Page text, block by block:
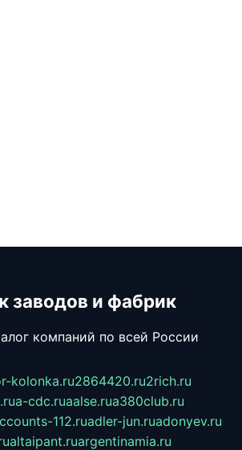
заводов и фабрик
компаний по всей России
kolonka.ru2864420.ru2rich.ru
a-cdc.ruaalse.rua380club.ru
112.ruadler-jun.ruadonyev.ru
altaipant.ruargentinamia.ru